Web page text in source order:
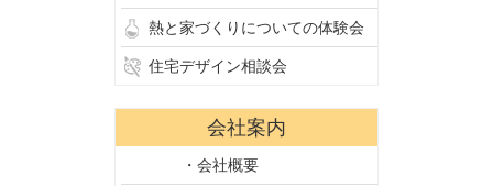
熱と家づくりについての体験会
住宅デザイン相談会
会社案内
・会社概要